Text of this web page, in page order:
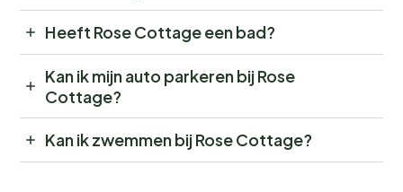
Heeft Rose Cottage een bad?
Kan ik mijn auto parkeren bij Rose
Cottage?
Kan ik zwemmen bij Rose Cottage?